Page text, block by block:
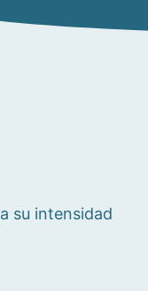
su intensidad